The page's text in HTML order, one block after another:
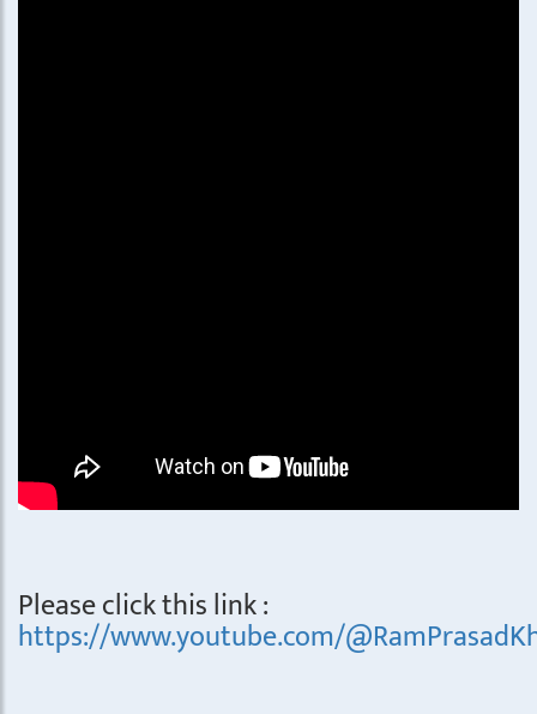
Please click this link :
https://www.youtube.com/